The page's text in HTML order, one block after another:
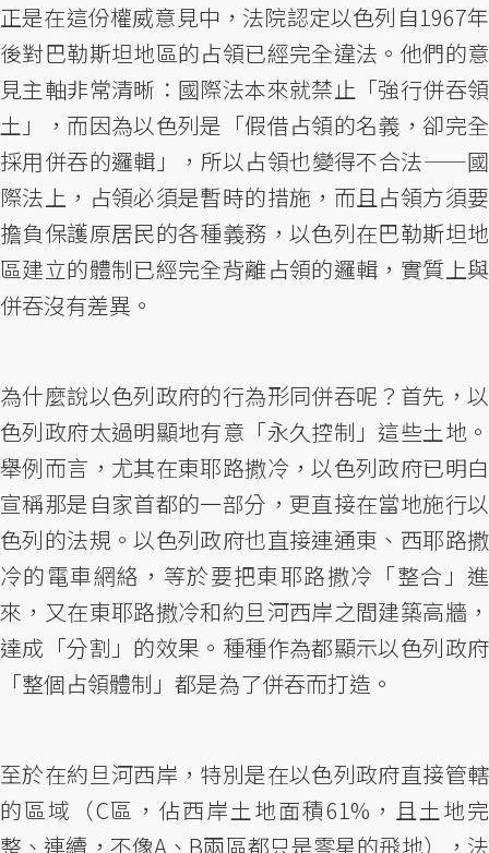
正是在這份權威意見中，法院認定以色列自1967年
後對巴勒斯坦地區的占領已經完全違法。他們的意
見主軸非常清晰：國際法本來就禁止「強行併吞領
土」，而因為以色列是「假借占領的名義，卻完全
採用併吞的邏輯」，所以占領也變得不合法——國
際法上，占領必須是暫時的措施，而且占領方須要
擔負保護原居民的各種義務，以色列在巴勒斯坦地
區建立的體制已經完全背離占領的邏輯，實質上與
併吞沒有差異。
為什麼說以色列政府的行為形同併吞呢？首先，以
色列政府太過明顯地有意「永久控制」這些土地。
舉例而言，尤其在東耶路撒冷，以色列政府已明白
宣稱那是自家首都的一部分，更直接在當地施行以
色列的法規。以色列政府也直接連通東、西耶路撒
冷的電車網絡，等於要把東耶路撒冷「整合」進
來，又在東耶路撒冷和約旦河西岸之間建築高牆，
達成「分割」的效果。種種作為都顯示以色列政府
「整個占領體制」都是為了併吞而打造。
至於在約旦河西岸，特別是在以色列政府直接管轄
的區域（C區，佔西岸土地面積61%，且土地完
整、連續，不像A、B兩區都只是零星的飛地），法